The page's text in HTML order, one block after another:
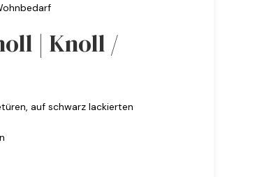
| Knoll /
auf schwarz lackierten